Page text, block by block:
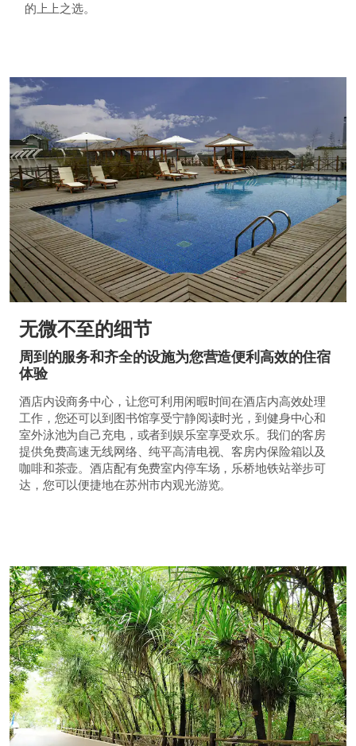
的上上之选。
无微不至的细节
周到的服务和齐全的设施为您营造便利高效的住宿
体验
酒店内设商务中心，让您可利用闲暇时间在酒店内高效处理
工作，您还可以到图书馆享受宁静阅读时光，到健身中心和
室外泳池为自己充电，或者到娱乐室享受欢乐。我们的客房
提供免费高速无线网络、纯平高清电视、客房内保险箱以及
咖啡和茶壶。酒店配有免费室内停车场，乐桥地铁站举步可
达，您可以便捷地在苏州市内观光游览。